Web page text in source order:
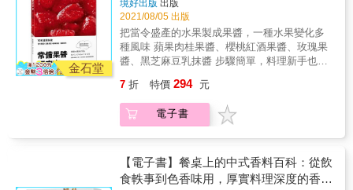
▍泡茶還是煮茶？書中許多茶飲食譜，許多配
方都建議用小鍋煮，香草茶、奶茶都是。但人
生有時懶惰或場地工具不便，可變通改用浸泡
方式，自己實驗成功的操作方式，是最好的食
19疫情持續的當下，可以選擇在生活中攝取可
的細菌、病毒不易入侵或複製的環境，協助身
體免疫系統工作，讓該留下的可以留下來，不
屬於身體的可以被消除。 & 奧勒岡，又名披薩
草，可殺菌抗病毒、助消化，對感冒、發炎、
脹氣和腹部不適也有很好的療效，常加入義大
利麵紅醬和披薩的番茄糊裡面提香。 & 月桂
多香料的氣味濃厚，太多了搶戲，讓原本的食
材味道突顯不出來，加得恰到好處的話，奇妙
無比。 & ▍食譜盡可能註記份量，但加多少才
是剛好，最好的指導老師是自己的鼻子和舌
頭。除了參考食譜之外，每個人買到的香料、
香草氣味新鮮及濃厚程度不同，就像不同產
最高調味指導原則，就是「嚐嚐看」。食譜裡
面的份量是參考用的，不要被綁架。 & ▍香料
去哪裡買：中藥鋪、南北雜貨鋪、香料專門
頭不是我的舌頭：個人體質、香氣記憶、飲食
習慣等等都會影響偏好。此非卸責，雖然寫出
學會一種基底醬，後面的醬中醬自然便能手到
擒來、易如反掌，無限延伸美食版圖！ 只會做
醬料不會搭配，「醬」怎麼行！ 想要做出美食
只有醬當然不夠囉！史丹利相當貼心地在各式
醬料教學之後，挑出最適合的料理去搭配。大
煎鱈魚&hellip;&hellip;這些看似複雜的菜色，只
要搭配「醬」就能大展廚藝！
又實用。） ◆當令水果經典果醬─使用當季水
果手作的果醬，還能品嚐出那個季節才有的獨
特風味。 ☉草莓＆香蕉果醬：草莓的酸甜加上
香蕉的甘美，加入蘭姆酒香氣更為突出。 ☉草
莓白巧克力果醬：濃厚的可可韻味與清爽的草
莓交織，馥郁滋味讓人想一直品嚐。 ☉蘋果肉
派的風味。 ☉柑橘果醬：微苦味和香氣互補，
是柑橘皮手作果醬才有的天然風味。 ◆創意口
味果醬─常見的水果都可以製作成果醬，跟著作
生薑獨有的微辣感讓人吃了就上癮。 ☉香瓜果
醬：直接吃就很美味，非常適合搭配豬肉料理
金石堂
境好出版 出版
2021/08/05 出版
把當令盛產的水果製成果醬，一種水果變化多
種風味 蘋果肉桂果醬、櫻桃紅酒果醬、玫瑰果
醬、黑芝麻豆乳抹醬 步驟簡單，料理新手也能
微波爐省時果醬X果醬甜點飲品X水果月曆 當季
盛產的水果是便宜又美味，一種水果做變化就
能做出各種口味的果醬。從經典果醬到創意果
味。「常備果醬」是你快速變化各種早餐的秘
密武器，美味又健康的果醬不只自己吃，送給
7 折 特價 294 元
電子書
【電子書】餐桌上的中式香料百科：從飲
食軼事到色香味用，厚實料理深度的香料